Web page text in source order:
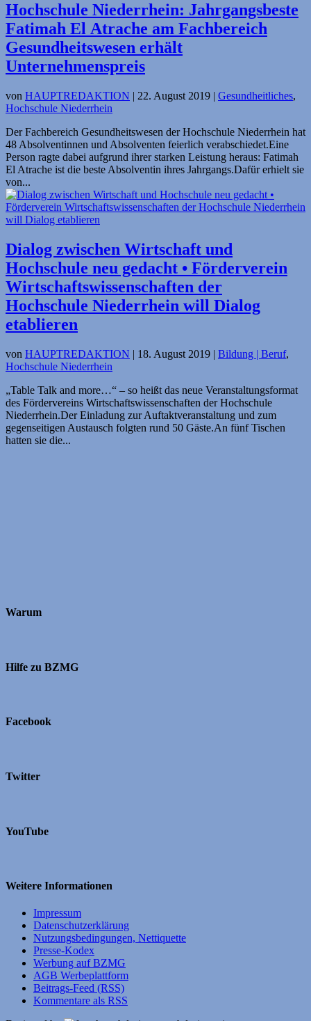
Hochschule Niederrhein: Jahrgangsbeste
Fatimah El Atrache am Fachbereich
Gesundheitswesen erhält
Unternehmenspreis
von HAUPTREDAKTION | 22. August 2019 | Gesundheitliches,
Hochschule Niederrhein
Der Fachbereich Gesundheitswesen der Hochschule Niederrhein hat
48 Absolventinnen und Absolventen feierlich verabschiedet.Eine
Person ragte dabei aufgrund ihrer starken Leistung heraus: Fatimah
El Atrache ist die beste Absolventin ihres Jahrgangs.Dafür erhielt sie
von...
Dialog zwischen Wirtschaft und
Hochschule neu gedacht • Förderverein
Wirtschaftswissenschaften der
Hochschule Niederrhein will Dialog
etablieren
von HAUPTREDAKTION | 18. August 2019 | Bildung | Beruf,
Hochschule Niederrhein
„Table Talk and more…“ – so heißt das neue Veranstaltungsformat
des Fördervereins Wirtschaftswissenschaften der Hochschule
Niederrhein.Der Einladung zur Auftaktveranstaltung und zum
gegenseitigen Austausch folgten rund 50 Gäste.An fünf Tischen
hatten sie die...
Warum
Hilfe zu BZMG
Facebook
Twitter
YouTube
Weitere Informationen
Impressum
Datenschutzerklärung
Nutzungsbedingungen, Nettiquette
Presse-Kodex
Werbung auf BZMG
AGB Werbeplattform
Beitrags-Feed (RSS)
Kommentare als RSS